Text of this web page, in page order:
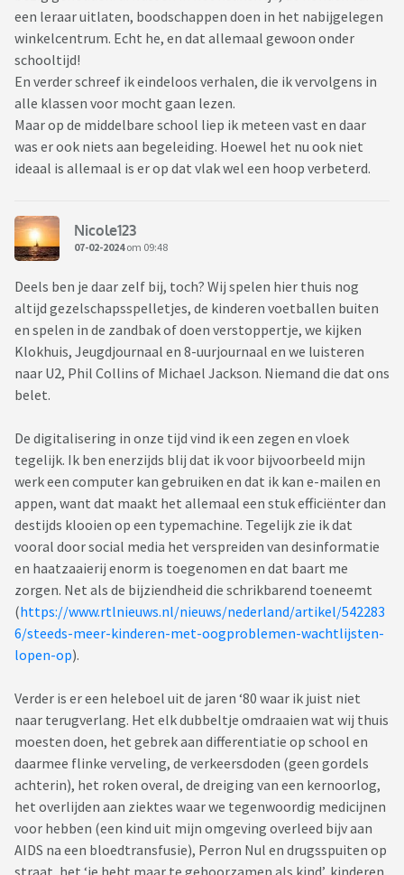
een leraar uitlaten, boodschappen doen in het nabijgelegen
winkelcentrum. Echt he, en dat allemaal gewoon onder
schooltijd!
En verder schreef ik eindeloos verhalen, die ik vervolgens in
alle klassen voor mocht gaan lezen.
Maar op de middelbare school liep ik meteen vast en daar
was er ook niets aan begeleiding. Hoewel het nu ook niet
ideaal is allemaal is er op dat vlak wel een hoop verbeterd.
Nicole123
07-02-2024om 09:48
Deels ben je daar zelf bij, toch? Wij spelen hier thuis nog
altijd gezelschapsspelletjes, de kinderen voetballen buiten
en spelen in de zandbak of doen verstoppertje, we kijken
Klokhuis, Jeugdjournaal en 8-uurjournaal en we luisteren
naar U2, Phil Collins of Michael Jackson. Niemand die dat ons
belet.
De digitalisering in onze tijd vind ik een zegen en vloek
tegelijk. Ik ben enerzijds blij dat ik voor bijvoorbeeld mijn
werk een computer kan gebruiken en dat ik kan e-mailen en
appen, want dat maakt het allemaal een stuk efficiënter dan
destijds klooien op een typemachine. Tegelijk zie ik dat
vooral door social media het verspreiden van desinformatie
en haatzaaierij enorm is toegenomen en dat baart me
zorgen. Net als de bijziendheid die schrikbarend toeneemt
(https://www.rtlnieuws.nl/nieuws/nederland/artikel/542283
6/steeds-meer-kinderen-met-oogproblemen-wachtlijsten-
lopen-op).
Verder is er een heleboel uit de jaren ‘80 waar ik juist niet
naar terugverlang. Het elk dubbeltje omdraaien wat wij thuis
moesten doen, het gebrek aan differentiatie op school en
daarmee flinke verveling, de verkeersdoden (geen gordels
achterin), het roken overal, de dreiging van een kernoorlog,
het overlijden aan ziektes waar we tegenwoordig medicijnen
voor hebben (een kind uit mijn omgeving overleed bijv aan
AIDS na een bloedtransfusie), Perron Nul en drugsspuiten op